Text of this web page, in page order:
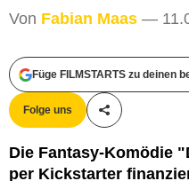
Von Fabian Maas —
Füge FILMSTARTS zu deinen
Folge uns
Teile diesen
Die Fantasy-Komödie
per Kickstarter